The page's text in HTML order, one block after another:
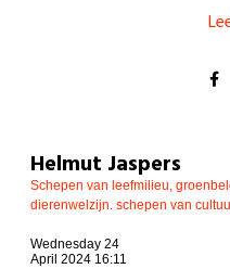
Helmut Jaspers
Schepen van leefmilieu,
dierenwelzijn. schepen van
Wednesday 24
April 2024 16:11